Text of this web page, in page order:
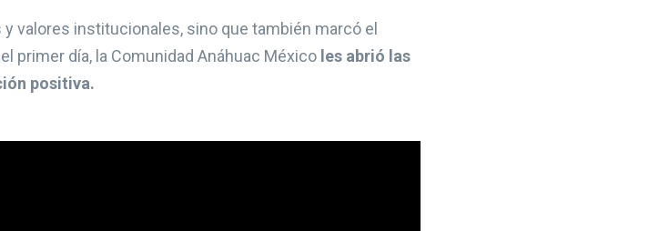
valores institucionales, sino que también marcó el
primer día, la Comunidad Anáhuac México les abrió las
positiva.